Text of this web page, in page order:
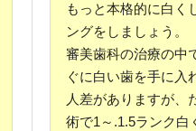
もっと本格的に白く
ングをしましょう。
審美歯科の治療の中
ぐに白い歯を手に入
人差がありますが、
術で1～.1.5ランク白